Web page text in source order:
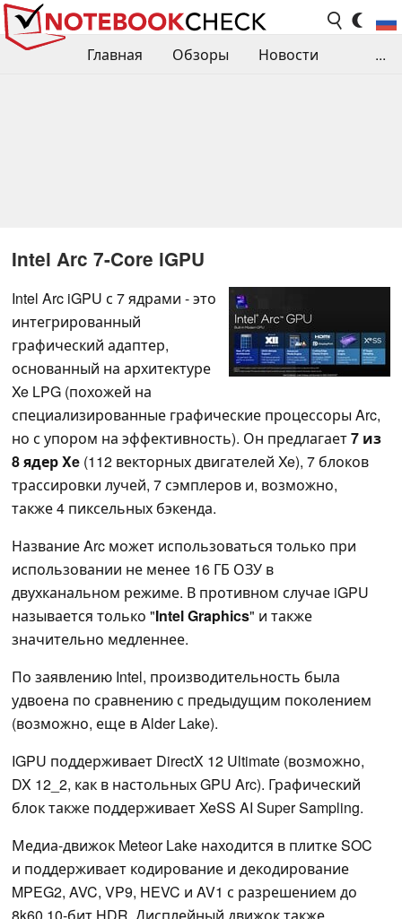
Главная Обзоры
Новости
...
Intel Arc 7-Core iGPU
Intel Arc iGPU с 7 ядрами - это
интегрированный
графический адаптер,
основанный на архитектуре
Xe LPG (похожей на
специализированные графические процессоры Arc,
но с упором на эффективность). Он предлагает7 из
8 ядер Xe (112 векторных двигателей Xe), 7 блоков
трассировки лучей, 7 сэмплеров и, возможно,
также 4 пиксельных бэкенда.
Название Arc может использоваться только при
использовании не менее 16 ГБ ОЗУ в
двухканальном режиме. В противном случае iGPU
называется только "Intel Graphics" и также
значительно медленнее.
По заявлению Intel, производительность была
удвоена по сравнению с предыдущим поколением
(возможно, еще в Alder Lake).
IGPU поддерживает DirectX 12 Ultimate (возможно,
DX 12_2, как в настольных GPU Arc). Графический
блок также поддерживает XeSS AI Super Sampling.
Медиа-движок Meteor Lake находится в плитке SOC
и поддерживает кодирование и декодирование
MPEG2, AVC, VP9, HEVC и AV1 с разрешением до
8k60 10-бит HDR. Дисплейный движок также